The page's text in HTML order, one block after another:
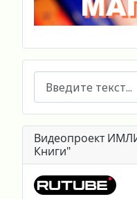
Видеопроект
Книги"